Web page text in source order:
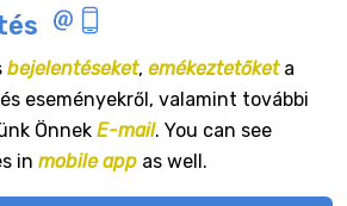
bejelentéseket, emékeztetőketa
eseményekről, valamint további
Önnek E-mail. You can see
in mobile app as well.